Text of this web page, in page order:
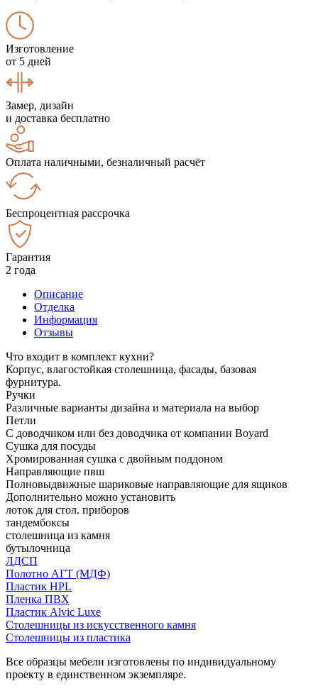
Изготовление
от 5 дней
Замер, дизайн
и доставка бесплатно
Оплата наличными, безналичный расчёт
Беспроцентная рассрочка
Гарантия
2 года
Описание
Отделка
Информация
Отзывы
Что входит в комплект кухни?
Корпус, влагостойкая столешница, фасады, базовая
фурнитура.
Ручки
Различные варианты дизайна и материала на выбор
Петли
С доводчиком или без доводчика от компании Boyard
Сушка для посуды
Хромированная сушка с двойным поддоном
Направляющие пвш
Полновыдвижные шариковые направляющие для ящиков
Дополнительно можно установить
лоток для стол. приборов
тандембоксы
столешница из камня
бутылочница
ЛДСП
Полотно АГТ (МДФ)
Пластик HPL
Пленка ПВХ
Пластик Alvic Luxe
Столешницы из искусственного камня
Столешницы из пластика
Все образцы мебели изготовлены по индивидуальному
проекту в единственном экземпляре.